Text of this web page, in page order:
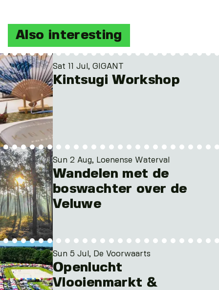
Also interesting
Sat 11 Jul, GIGANT
Kintsugi Workshop
Sun 2 Aug, Loenense Waterval
Wandelen met de
boswachter over de
Veluwe
Sun 5 Jul, De Voorwaarts
Openlucht
Vlooienmarkt &